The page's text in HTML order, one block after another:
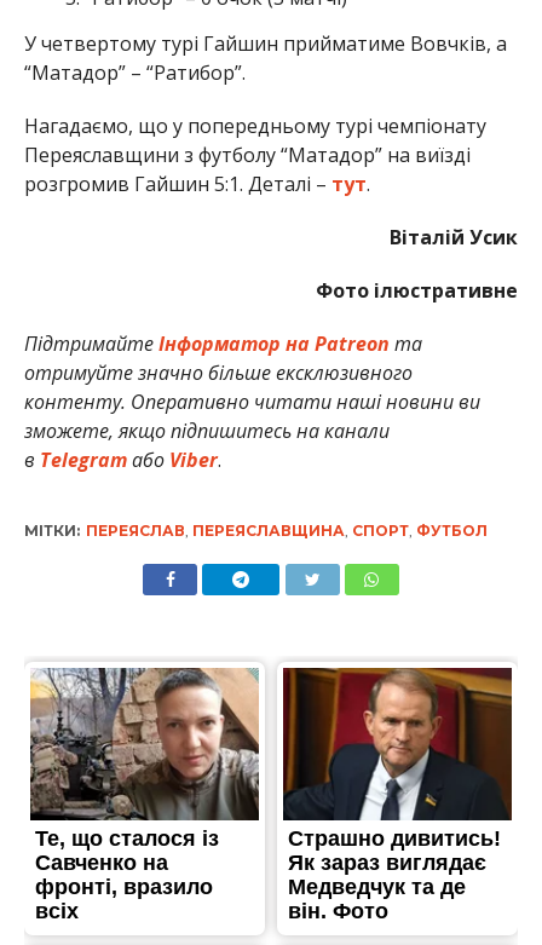
У четвертому турі Гайшин прийматиме Вовчків, а
“Матадор” – “Ратибор”.
Нагадаємо, що у попередньому турі чемпіонату
Переяславщини з футболу “Матадор” на виїзді
розгромив Гайшин 5:1. Деталі – тут.
Віталій Усик
Фото ілюстративне
ПідтримайтеІнформатор на Patreon та
отримуйте значно більше ексклюзивного
контенту. Оперативно читати наші новини ви
зможете, якщо підпишитесь на канали
в Telegramабо Viber.
МІТКИ: ПЕРЕЯСЛАВ ПЕРЕЯСЛАВЩИНА СПОРТ, ФУТБОЛ